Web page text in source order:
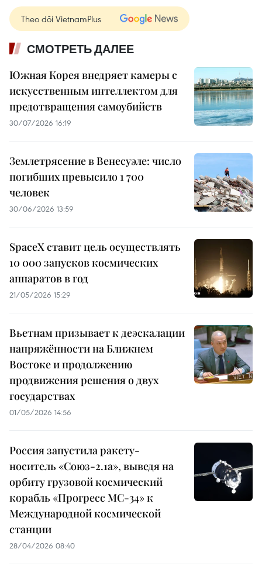
Theo dõi VietnamPlus
СМОТРЕТЬ ДАЛЕЕ
Южная Корея внедряет камеры с
искусственным интеллектом для
предотвращения самоубийств
30/07/2026 16:19
Землетрясение в Венесуэле: число
погибших превысило 1 700
человек
30/06/2026 13:59
SpaceX ставит цель осуществлять
10 000 запусков космических
аппаратов в год
21/05/2026 15:29
Вьетнам призывает к деэскалации
напряжённости на Ближнем
Востоке и продолжению
продвижения решения о двух
государствах
01/05/2026 14:56
Россия запустила ракету-
носитель «Союз-2.1а», выведя на
орбиту грузовой космический
корабль «Прогресс МС-34» к
Международной космической
станции
28/04/2026 08:40